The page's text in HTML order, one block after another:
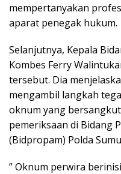
mempertanyakan
aparat penegak hukum.
Selanjutnya, Kepala
Kombes Ferry
tersebut. Dia
mengambil langkah
oknum yang
pemeriksaan di Bidang
(Bidpropam) Polda
” Oknum perwira